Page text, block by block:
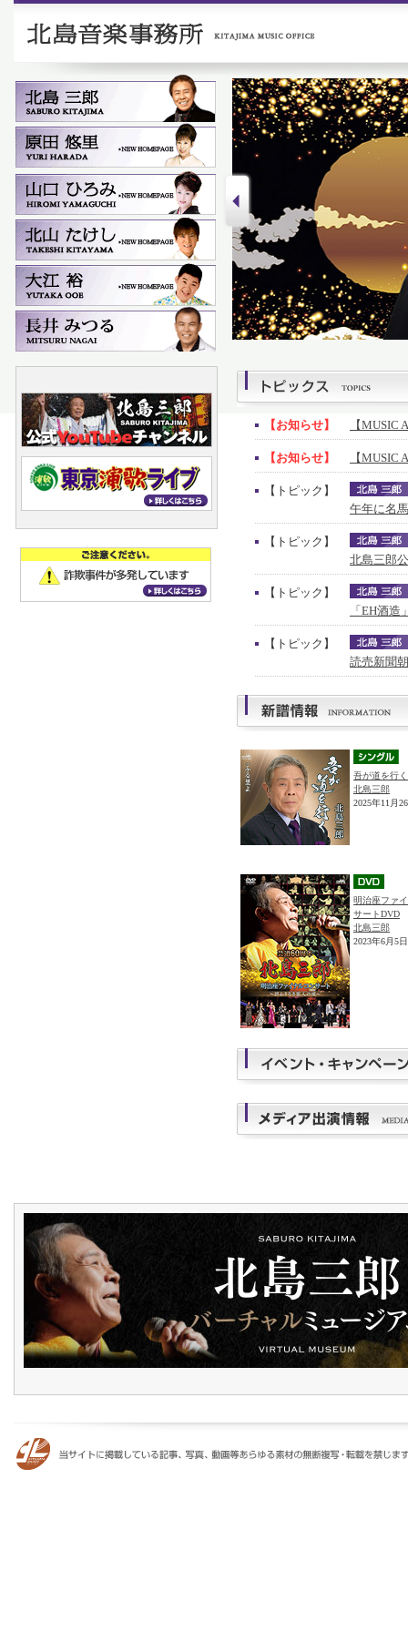
【お知らせ】 【MUSIC
【お知らせ】 【MUSIC
【トピック】
午年に名
【トピック】
北島三郎
【トピック】
「EH酒
【トピック】
読売新聞
吾が道を行く
北島三郎
2025年11月
明治座ファ
サートDVD
北島三郎
2023年6月5